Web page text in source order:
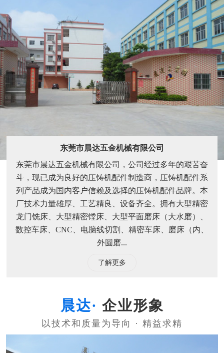
东莞市晨达五金机械有限公司
东莞市晨达五金机械有限公司，公司经过多年的艰苦奋
斗，现已成为良好的压铸机配件制造商，压铸机配件系
列产品成为国内客户信赖及选择的压铸机配件品牌。本
厂技术力量雄厚、工艺精良、设备齐全。拥有大型精密
龙门铣床、大型精密镗床、大型平面磨床（大水磨）、
数控车床、CNC、电脑线切割、精密车床、磨床（内、
外圆磨...
了解更多
企业形象